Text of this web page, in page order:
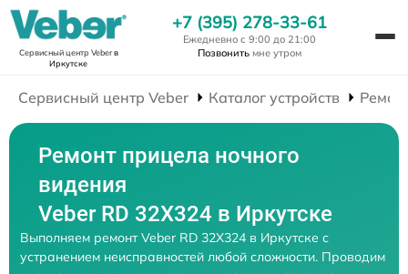
Сервисный центр Veberв
Иркутске
+7 (395) 278-33-61
Ежедневно с 9:00 до 21:00
Позвонить мне утром
Сервисный центр Veber Каталог устройств
Ремонт прицела ночного
видения
Veber RD 32X324 в Иркутске
Выполняем ремонт Veber RD 32X324 в Иркутске с
устранением неисправностей любой сложности. Проводим